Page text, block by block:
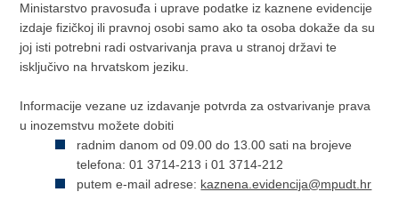
Ministarstvo pravosuđa i uprave podatke iz kaznene evidencije
izdaje fizičkoj ili pravnoj osobi samo ako ta osoba dokaže da su
joj isti potrebni radi ostvarivanja prava u stranoj državi te
isključivo na hrvatskom jeziku.
Informacije vezane uz izdavanje potvrda za ostvarivanje prava
u inozemstvu možete dobiti
radnim danom od 09.00 do 13.00 sati na brojeve
telefona: 01 3714-213 i 01 3714-212
putem e-mail adrese: kaznena.evidencija@mpudt.hr